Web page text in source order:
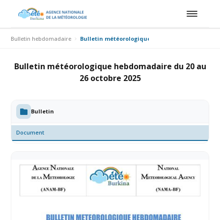
Bulletin hebdomadaire Bulletin météorologique hebdomadaire du 20 au
Bulletin météorologique hebdomadaire du 20 au
26 octobre 2025
Bulletin
Document